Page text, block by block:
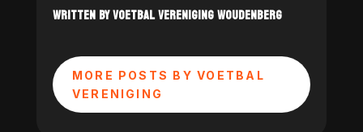
WRITTEN BY VOETBAL VERENIGING WOUDENBERG
MORE POSTS BY VOETBAL
VERENIGING